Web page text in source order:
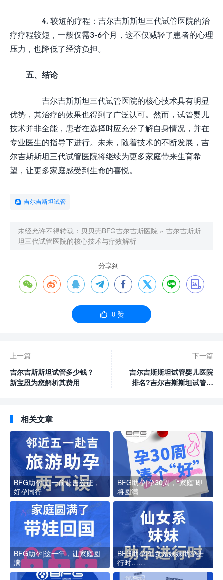
4. 较短的疗程：吉尔吉斯斯坦三代试管医院的治
疗疗程较短，一般仅需3-6个月，这不仅减轻了患者的心理
压力，也降低了经济负担。
五、结论
吉尔吉斯斯坦三代试管医院的核心技术具有明显
优势，其治疗的效果也得到了广泛认可。然而，试管婴儿
技术并非全能，患者在选择时应充分了解自身情况，并在
专业医生的指导下进行。未来，随着技术的不断发展，吉
尔吉斯斯坦三代试管医院将继续为更多家庭带来生育希
望，让更多家庭感受到生命的喜悦。
吉尔吉斯坦试管
未经允许不得转载： 贝贝壳BFG吉尔吉斯医院 » 吉尔吉斯斯
坦三代试管医院的核心技术与疗效解析
分享到
       
 0赞
上一篇
吉尔吉斯斯坦试管多少钱？
新宝恩为您解析其费用
下一篇
吉尔吉斯斯坦试管婴儿医院
排名?吉尔吉斯斯坦试管住
相关文章
BFG助孕|五一前赴吉公证，
好孕同行
BFG助孕|孕30周，“家庭”即
将圆满
BFG助孕|这一年，让家庭圆
满
BFG助孕|仙女系妹妹助孕进
行时……